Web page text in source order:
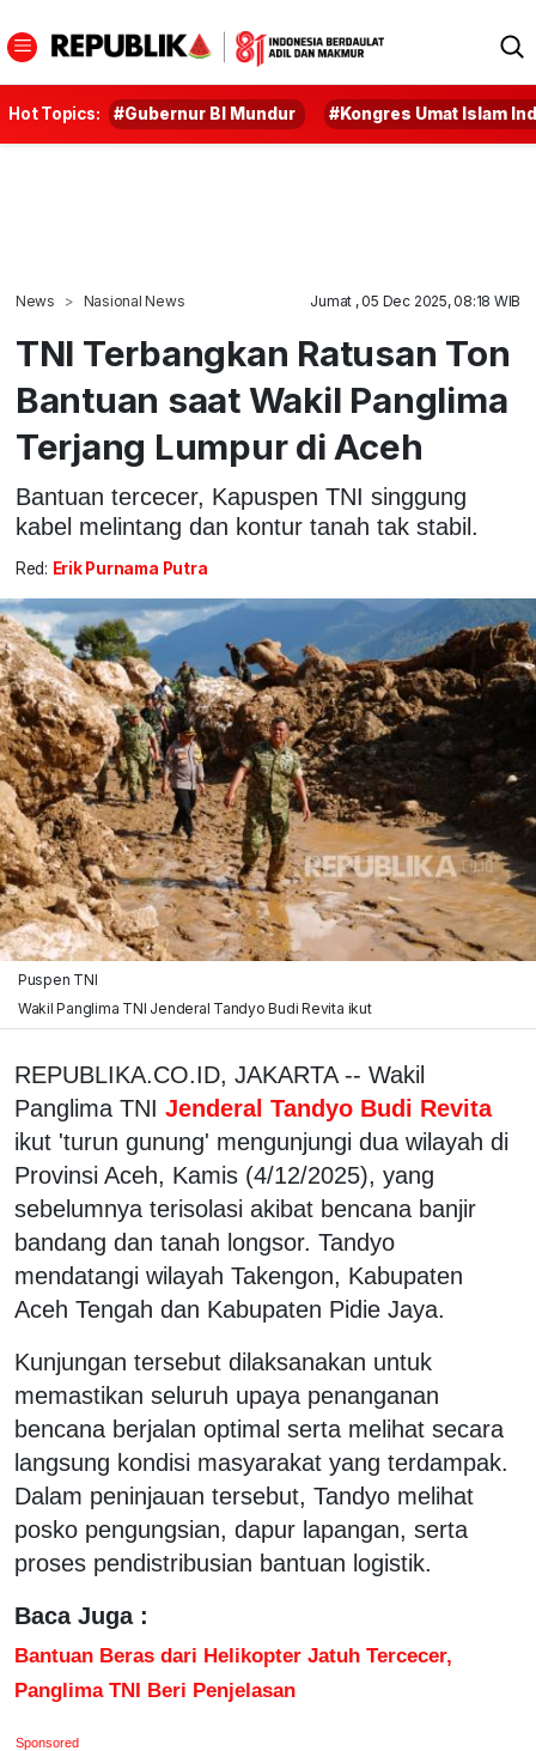
Hot Topics: #Gubernur BI Mundur #Kongres Umat Islam
News Nasional News Jumat , 05 Dec 2025, 08:18 WIB
TNI Terbangkan Ratusan Ton
Bantuan saat Wakil Panglima
Terjang Lumpur di Aceh
Bantuan tercecer, Kapuspen TNI singgung
kabel melintang dan kontur tanah tak stabil.
Red: Erik Purnama Putra
Puspen TNI
Wakil Panglima TNI Jenderal Tandyo Budi Revita ikut
REPUBLIKA.CO.ID, JAKARTA -- Wakil
Panglima TNI Jenderal Tandyo Budi Revita
ikut 'turun gunung' mengunjungi dua wilayah di
Provinsi Aceh, Kamis (4/12/2025), yang
sebelumnya terisolasi akibat bencana banjir
bandang dan tanah longsor. Tandyo
mendatangi wilayah Takengon, Kabupaten
Aceh Tengah dan Kabupaten Pidie Jaya.
Kunjungan tersebut dilaksanakan untuk
memastikan seluruh upaya penanganan
bencana berjalan optimal serta melihat secara
langsung kondisi masyarakat yang terdampak.
Dalam peninjauan tersebut, Tandyo melihat
posko pengungsian, dapur lapangan, serta
proses pendistribusian bantuan logistik.
Baca Juga :
Bantuan Beras dari Helikopter Jatuh Tercecer,
Panglima TNI Beri Penjelasan
Sponsored